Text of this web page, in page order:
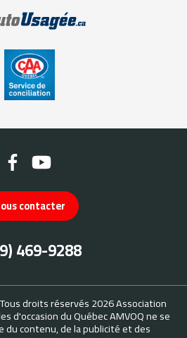
contacter
469-9288
droits réservés 2026Association
d'occasion du QuébecAMVOQ ne se
contenu, de la publicité et des